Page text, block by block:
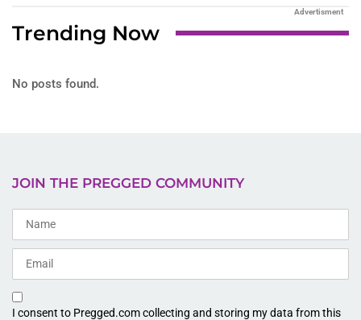
Advertisment
Trending Now
No posts found.
JOIN THE PREGGED COMMUNITY
I consent to Pregged.com collecting and storing my data from this